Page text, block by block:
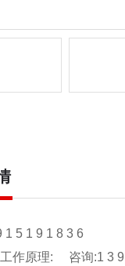
1 5 1 9 1 8 3 6
作原理: 咨询:1 3 9